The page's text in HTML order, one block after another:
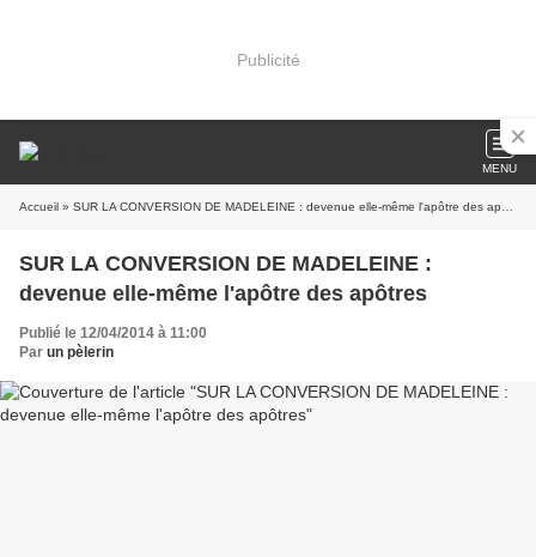
Publicité
MENU
Accueil » SUR LA CONVERSION DE MADELEINE : devenue elle-même l'apôtre des apôtres
SUR LA CONVERSION DE MADELEINE :
devenue elle-même l'apôtre des apôtres
Publié le 12/04/2014 à 11:00
Par un pèlerin